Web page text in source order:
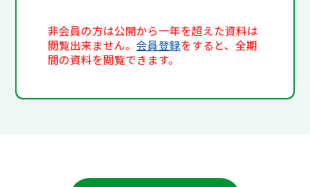
非会員の方は公開から一年を超えた資料は
閲覧出来ません。会員登録をすると、全期
間の資料を閲覧できます。